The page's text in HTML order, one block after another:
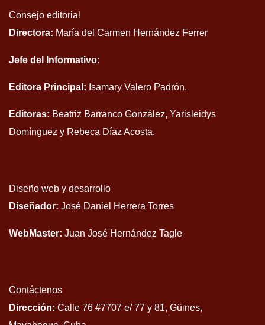
Consejo editorial
Directora: María del Carmen Hernández Ferrer
Jefe del Informativo:
Editora Principal: Isamary Valero Padrón.
Editoras: Beatriz Barranco González, Yarisleidys
Domínguez y Rebeca Díaz Acosta.
Diseño web y desarrollo
Diseñador: José Daniel Herrera Torres
WebMaster: Juan José Hernández Tagle
Contáctenos
Dirección: Calle 76 #7707 e/ 77 y 81, Güines,